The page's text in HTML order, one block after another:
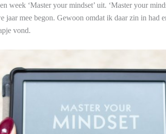
week ‘Master your mindset’ uit. ‘Master your
jaar mee begon. Gewoon omdat ik daar zin in had
vond.